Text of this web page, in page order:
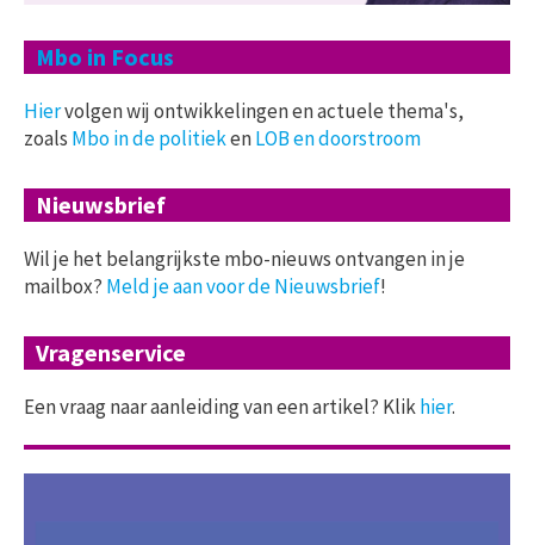
Mbo in Focus
Hiervolgen wij ontwikkelingen en actuele thema's,
zoals Mbo in de politiekenLOB en doorstroom
Nieuwsbrief
Wil je het belangrijkste mbo-nieuws ontvangen in je
mailbox? Meld je aan voor de Nieuwsbrief!
Vragenservice
Een vraag naar aanleiding van een artikel? Klikhier.